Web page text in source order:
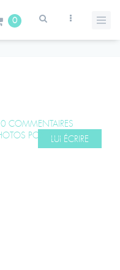
0
0 COMMENTAIRES
POSTÉESLUI ÉCRIRE